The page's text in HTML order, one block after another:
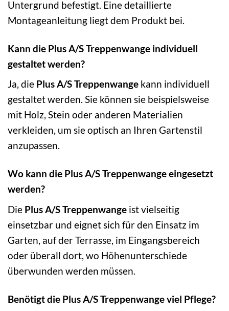
Untergrund befestigt. Eine detaillierte
Montageanleitung liegt dem Produkt bei.
Kann die Plus A/S Treppenwange individuell
gestaltet werden?
Ja, die Plus A/S Treppenwange kann individuell
gestaltet werden. Sie können sie beispielsweise
mit Holz, Stein oder anderen Materialien
verkleiden, um sie optisch an Ihren Gartenstil
anzupassen.
Wo kann die Plus A/S Treppenwange eingesetzt
werden?
Die Plus A/S Treppenwange ist vielseitig
einsetzbar und eignet sich für den Einsatz im
Garten, auf der Terrasse, im Eingangsbereich
oder überall dort, wo Höhenunterschiede
überwunden werden müssen.
Benötigt die Plus A/S Treppenwange viel Pflege?